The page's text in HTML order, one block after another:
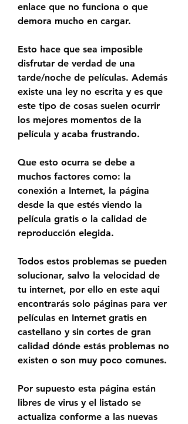
enlace que no funciona o que
demora mucho en cargar.
Esto hace que sea imposible
disfrutar de verdad de una
tarde/noche de películas. Además
existe una ley no escrita y es que
este tipo de cosas suelen ocurrir
los mejores momentos de la
película y acaba frustrando.
Que esto ocurra se debe a
muchos factores como: la
conexión a Internet, la página
desde la que estés viendo la
película gratis o la calidad de
reproducción elegida.
Todos estos problemas se pueden
solucionar, salvo la velocidad de
tu internet, por ello en este aqui
encontrarás solo páginas para ver
películas en Internet gratis en
castellano y sin cortes de gran
calidad dónde estás problemas no
existen o son muy poco comunes.
Por supuesto esta página están
libres de virus y el listado se
actualiza conforme a las nuevas